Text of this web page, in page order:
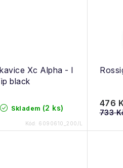
Xc Alpha - I
black
Skladem (2 ks)
Kód: 6090610_200/L
476
733